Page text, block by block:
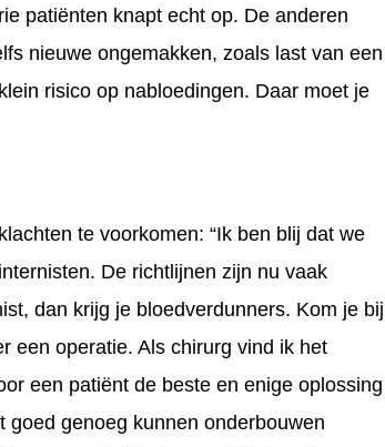
patiënten knapt echt op. De anderen
nieuwe ongemakken, zoals last van een
risico op nabloedingen. Daar moet je
te voorkomen: “Ik ben blij dat we
De richtlijnen zijn nu vaak
dan krijg je bloedverdunners. Kom je bij
een operatie. Als chirurg vind ik het
een patiënt de beste en enige oplossing
goed genoeg kunnen onderbouwen